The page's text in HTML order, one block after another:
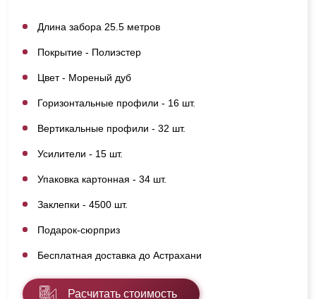
Длина забора 25.5 метров
Покрытие - Полиэстер
Цвет - Мореный дуб
Горизонтальные профили - 16 шт.
Вертикальные профили - 32 шт.
Усилители - 15 шт.
Упаковка картонная - 34 шт.
Заклепки - 4500 шт.
Подарок-сюрприз
Бесплатная доставка до Астрахани
Расчитать стоимость